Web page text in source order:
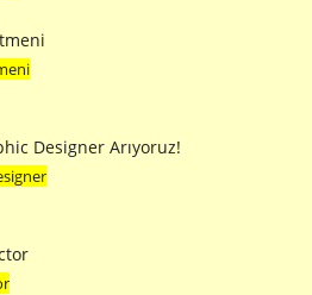
Designer Arıyoruz!